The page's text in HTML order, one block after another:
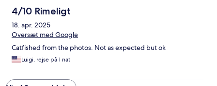
4/10 Rimeligt
18. apr. 2025
Oversæt med Google
Catfished from the photos. Not as expected but ok
Luigi, rejse på 1 nat